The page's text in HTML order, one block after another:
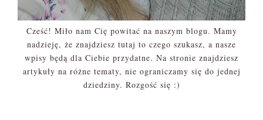
Cześć! Miło nam Cię powitać na naszym blogu. Mamy
nadzieję, że znajdziesz tutaj to czego szukasz, a nasze
wpisy będą dla Ciebie przydatne. Na stronie znajdziesz
artykuły na różne tematy, nie ograniczamy się do jednej
dziedziny. Rozgość się :)